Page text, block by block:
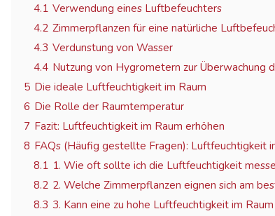
4.1 Verwendung eines Luftbefeuchters
4.2 Zimmerpflanzen für eine natürliche
4.3 Verdunstung von Wasser
4.4 Nutzung von Hygrometern zur Überwachung
5 Die ideale Luftfeuchtigkeit im Raum
6 Die Rolle der Raumtemperatur
7 Fazit: Luftfeuchtigkeit im Raum erhöhen
8 FAQs (Häufig gestellte Fragen): Luftfeuchtigkeit
8.1 1. Wie oft sollte ich die Luftfeuchtigkeit
8.2 2. Welche Zimmerpflanzen eignen sich am
8.3 3. Kann eine zu hohe Luftfeuchtigkeit im Raum